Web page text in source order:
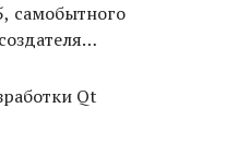
самобытного
Qt